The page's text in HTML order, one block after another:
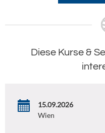
Diese Kurse &
15.09.2026
Wien